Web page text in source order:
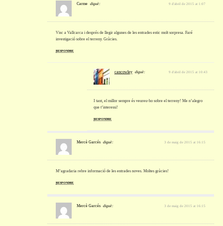
Carme diguè: 9 d'abril de 2015 at 1:07
Visc a Vallcarca i després de llegir algunes de les entrades estic molt sorpresa. Faré
investigació sobre el terreny. Gràcies.
RESPONDRE
cancowley diguè: 9 d'abril de 2015 at 10:43
I tant, el millor sempre és veureu-ho sobre el terreny! Me n’alegro
que t’interessi!
RESPONDRE
Mercè Garcés diguè: 3 de maig de 2015 at 16:15
M’agradaria rebre informació de les entrades noves. Moltes gràcies!
RESPONDRE
Mercè Garcés diguè: 3 de maig de 2015 at 16:15